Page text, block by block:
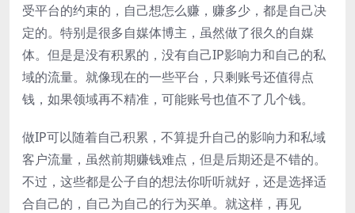
受平台的约束的，自己想怎么赚，赚多少，都是自己决
定的。特别是很多自媒体博主，虽然做了很久的自媒
体。但是是没有积累的，没有自己IP影响力和自己的私
域的流量。就像现在的一些平台，只剩账号还值得点
钱，如果领域再不精准，可能账号也值不了几个钱。
做IP可以随着自己积累，不算提升自己的影响力和私域
客户流量，虽然前期赚钱难点，但是后期还是不错的。
不过，这些都是公子自的想法你听听就好，还是选择适
合自己的，自己为自己的行为买单。就这样，再见